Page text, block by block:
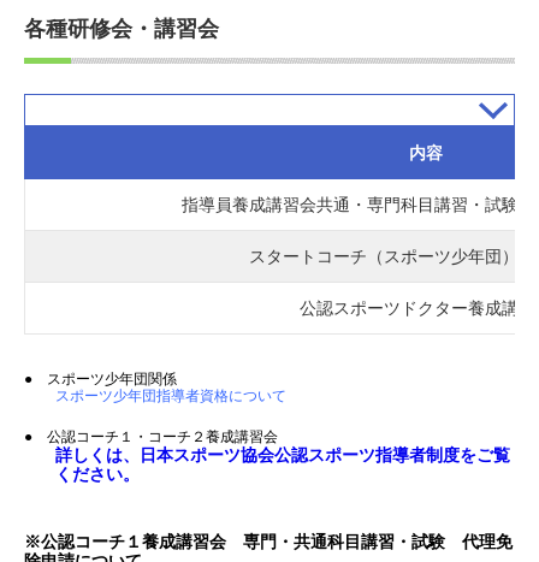
各種研修会・講習会
内容
指導員養成講習会共通・専門科目講習・試験
スタートコーチ（スポーツ少年団）
公認スポーツドクター養成講習
● スポーツ少年団関係
スポーツ少年団指導者資格について
● 公認コーチ１・コーチ２養成講習会
詳しくは、日本スポーツ協会公認スポーツ指導者制度をご覧
ください。
※公認コーチ１養成講習会 専門・共通科目講習・試験 代理免